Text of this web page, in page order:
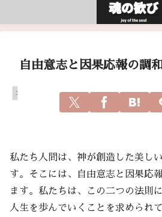
自由意志と因果応報の調
スピリチュアル
私たち人間は、神が創造した美し
す。そこには、自由意志と因果応
ます。私たちは、この二つの法則
人生を歩んでいくことを求められて